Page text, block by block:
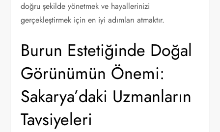
doğru şekilde yönetmek ve hayallerinizi
gerçekleştirmek için en iyi adımları atmaktır.
Burun Estetiğinde Doğal
Görünümün Önemi:
Sakarya’daki Uzmanların
Tavsiyeleri